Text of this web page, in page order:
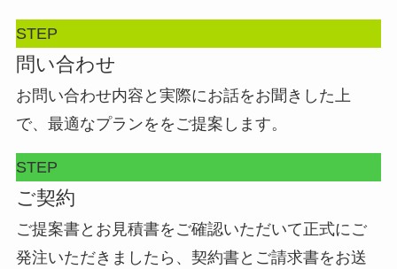
STEP
問い合わせ
お問い合わせ内容と実際にお話をお聞きした上
で、最適なプランををご提案します。
STEP
ご契約
ご提案書とお見積書をご確認いただいて正式にご
発注いただきましたら、契約書とご請求書をお送